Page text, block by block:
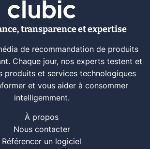
transparence et expertise
de recommandation de produits
Chaque jour, nos experts testent et
produits et services technologiques
et vous aider à consommer
intelligemment.
À propos
Nous contacter
Référencer un logiciel